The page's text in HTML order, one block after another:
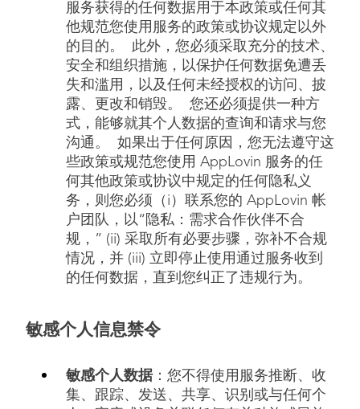
服务获得的任何数据用于本政策或任何其
他规范您使用服务的政策或协议规定以外
的目的。 此外，您必须采取充分的技术、
安全和组织措施，以保护任何数据免遭丢
失和滥用，以及任何未经授权的访问、披
露、更改和销毁。 您还必须提供一种方
式，能够就其个人数据的查询和请求与您
沟通。 如果出于任何原因，您无法遵守这
些政策或规范您使用 AppLovin 服务的任
何其他政策或协议中规定的任何隐私义
务，则您必须（i）联系您的 AppLovin 帐
户团队，以“隐私：需求合作伙伴不合
规，” (ii) 采取所有必要步骤，弥补不合规
情况，并 (iii) 立即停止使用通过服务收到
的任何数据，直到您纠正了违规行为。
敏感个人信息禁令
敏感个人数据：您不得使用服务推断、收
集、跟踪、发送、共享、识别或与任何个